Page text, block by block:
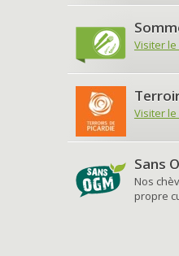
Visiter le
Visiter le
Sans
Nos
propre